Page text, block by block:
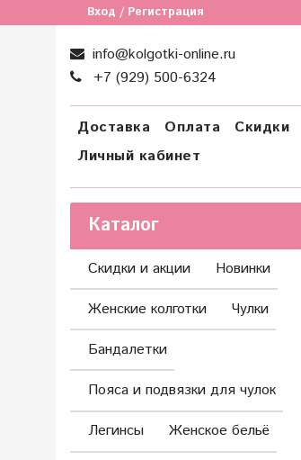
Вход / Регистрация
info@kolgotki-online.ru
+7 (929) 500-6324
Доставка Оплата Скидки
Личный кабинет
Каталог
Скидки и акции
Новинки
Женские колготки
Чулки
Бандалетки
Пояса и подвязки для чулок
Легинсы
Женское бельё